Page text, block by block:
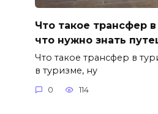
Что такое трансфер
что нужно знать
Что такое трансфер в
в туризме, ну
0 114